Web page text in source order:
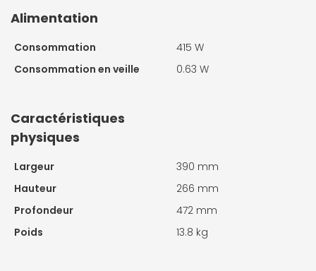
Alimentation
Consommation
415 W
Consommation en veille
0.63 W
Caractéristiques
physiques
Largeur
390 mm
Hauteur
266 mm
Profondeur
472 mm
Poids
13.8 kg